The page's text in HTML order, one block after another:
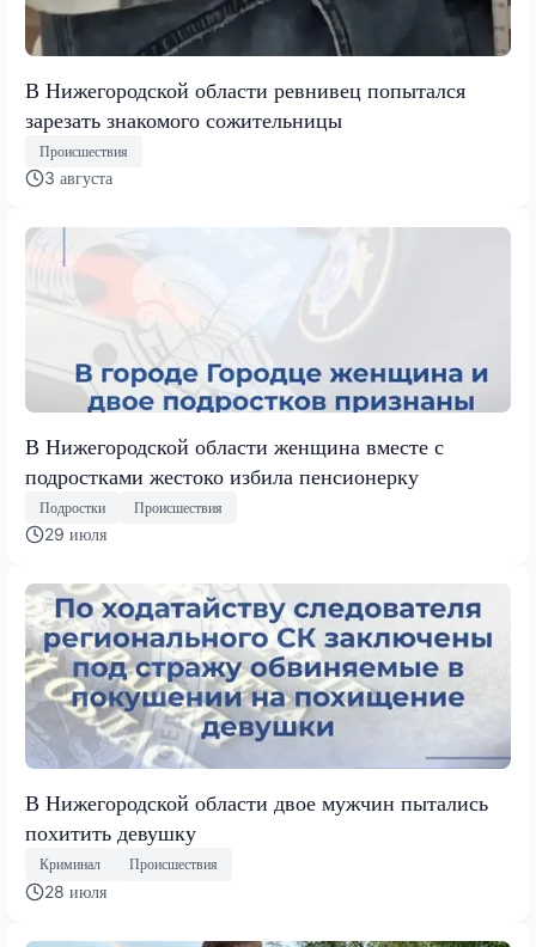
В Нижегородской области ревнивец попытался
зарезать знакомого сожительницы
Происшествия
3 августа
В Нижегородской области женщина вместе с
подростками жестоко избила пенсионерку
Подростки Происшествия
29 июля
В Нижегородской области двое мужчин пытались
похитить девушку
Криминал Происшествия
28 июля